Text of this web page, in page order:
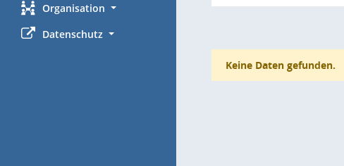
Organisation
Datenschutz
Keine Daten gefunden.